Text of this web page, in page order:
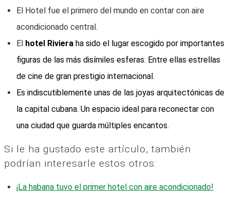
El Hotel fue el primero del mundo en contar con aire
acondicionado central.
El hotel Riviera ha sido el lugar escogido por importantes
figuras de las más disímiles esferas. Entre ellas estrellas
de cine de gran prestigio internacional.
Es indiscutiblemente unas de las joyas arquitectónicas de
la capital cubana. Un espacio ideal para reconectar con
una ciudad que guarda múltiples encantos.
Si le ha gustado este artículo, también
podrían interesarle estos otros:
¡La habana tuvo el primer hotel con aire acondicionado!